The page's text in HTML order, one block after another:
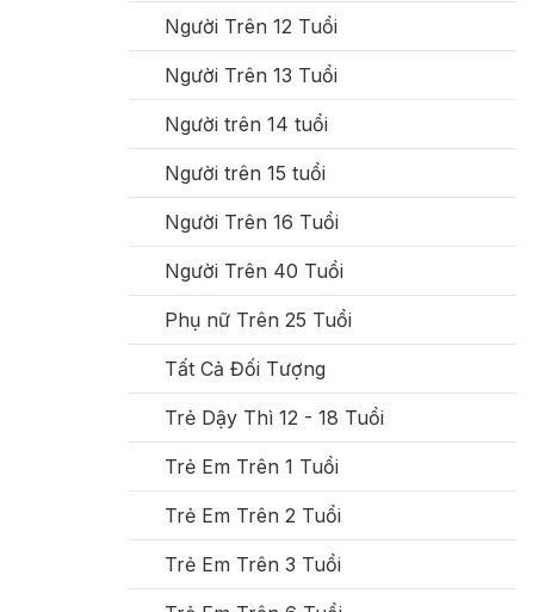
Người Trên 12 Tuổi
Người Trên 13 Tuổi
Người trên 14 tuổi
Người trên 15 tuổi
Người Trên 16 Tuổi
Người Trên 40 Tuổi
Phụ nữ Trên 25 Tuổi
Tất Cả Đối Tượng
Trẻ Dậy Thì 12 - 18 Tuổi
Trẻ Em Trên 1 Tuổi
Trẻ Em Trên 2 Tuổi
Trẻ Em Trên 3 Tuổi